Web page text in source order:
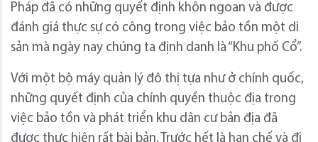
Pháp đã có những quyết định khôn ngoan và được
đánh giá thực sự có công trong việc bảo tồn một di
sản mà ngày nay chúng ta định danh là “Khu phố Cổ”.
Với một bộ máy quản lý đô thị tựa như ở chính quốc,
những quyết định của chính quyền thuộc địa trong
việc bảo tồn và phát triển khu dân cư bản địa đã
được thực hiện rất bài bản. Trước hết là hạn chế và đi